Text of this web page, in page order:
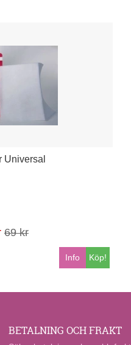
Universal
69 kr
Köp!
Info
BETALNING OCH FRAKT